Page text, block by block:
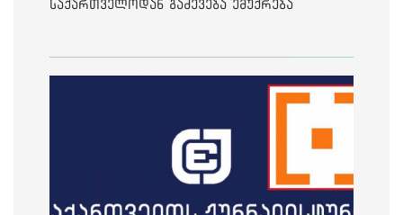
საქართველოდან გაძევება ემუქრება